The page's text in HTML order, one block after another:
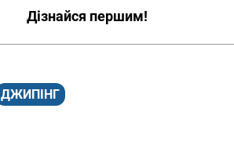
Дізнайся першим!
ДЖИПІНГ